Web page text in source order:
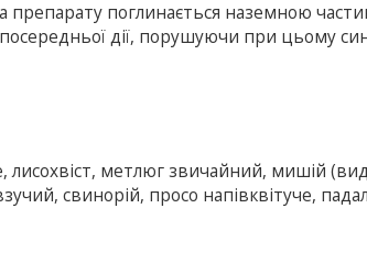
препарату поглинається наземною
дії, порушуючи при цьому
лисохвіст, метлюг звичайний, мишій
свинорій, просо напівквітуче,